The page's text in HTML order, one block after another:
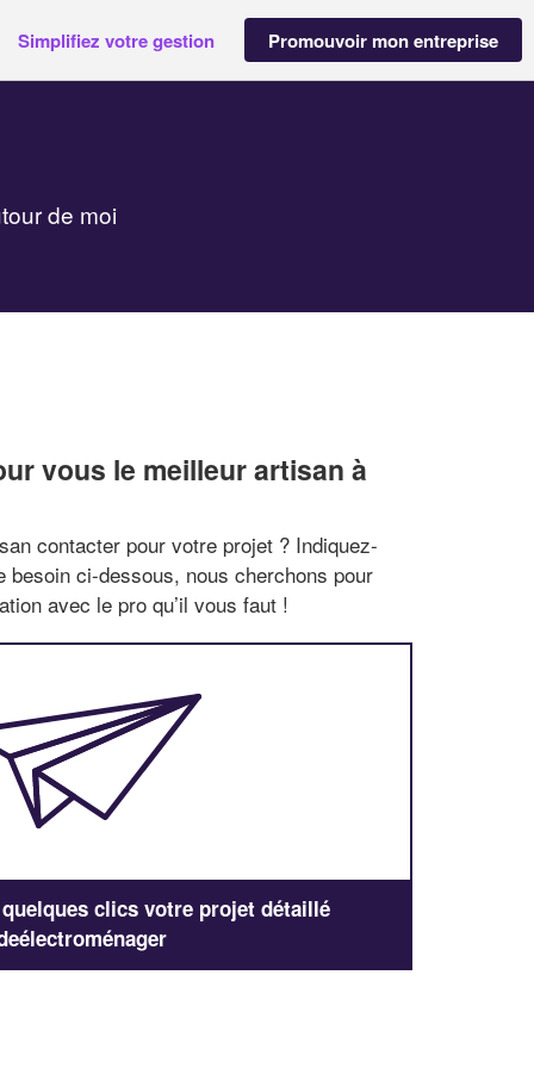
Simplifiez votre gestion Promouvoir mon entreprise
de moi
vous le meilleur artisan à
contacter pour votre projet ? Indiquez-
besoin ci-dessous, nous cherchons pour
avec le pro qu’il vous faut !
clics votre projet détaillé